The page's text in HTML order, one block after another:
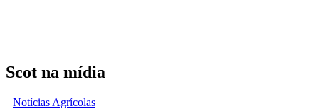
Scot na mídia
Notícias Agrícolas